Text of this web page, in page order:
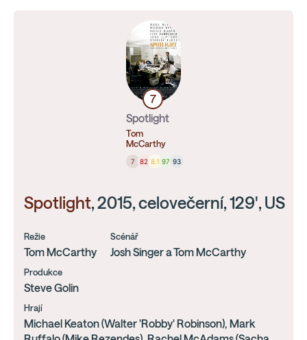
7
Spotlight
Tom
McCarthy
7 82 8.1 97 93
Spotlight, 2015, celovečerní, 129', US
Režie
Tom McCarthy
Scénář
Josh Singer a Tom McCarthy
Produkce
Steve Golin
Hrají
Michael Keaton (Walter 'Robby' Robinson), Mark